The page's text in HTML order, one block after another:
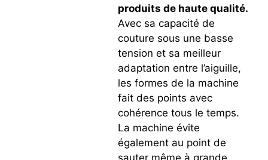
produits de haute qualité.
Avec sa capacité de
couture sous une basse
tension et sa meilleur
adaptation entre l’aiguille,
les formes de la machine
fait des points avec
cohérence tous le temps.
La machine évite
également au point de
sauter même à grande